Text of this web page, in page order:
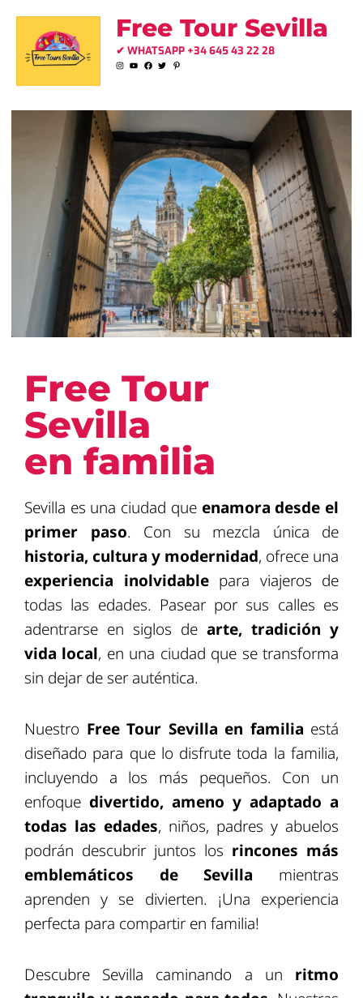
contenido
Free Tour Sevilla
✔ WHATSAPP +34 645 43 22 28
Free Tour
Sevilla
en familia
Sevilla es una ciudad que enamora desde el
primer paso. Con su mezcla única de
historia, cultura y modernidad, ofrece una
experiencia inolvidablepara viajeros de
todas las edades. Pasear por sus calles es
adentrarse en siglos de arte, tradición y
vida local, en una ciudad que se transforma
sin dejar de ser auténtica.
Nuestro Free Tour Sevilla en familia está
diseñado para que lo disfrute toda la familia,
incluyendo a los más pequeños. Con un
enfoque divertido, ameno y adaptado a
todas las edades, niños, padres y abuelos
podrán descubrir juntos los rincones más
emblemáticos de Sevilla mientras
aprenden y se divierten. ¡Una experiencia
perfecta para compartir en familia!
Descubre Sevilla caminando a un ritmo